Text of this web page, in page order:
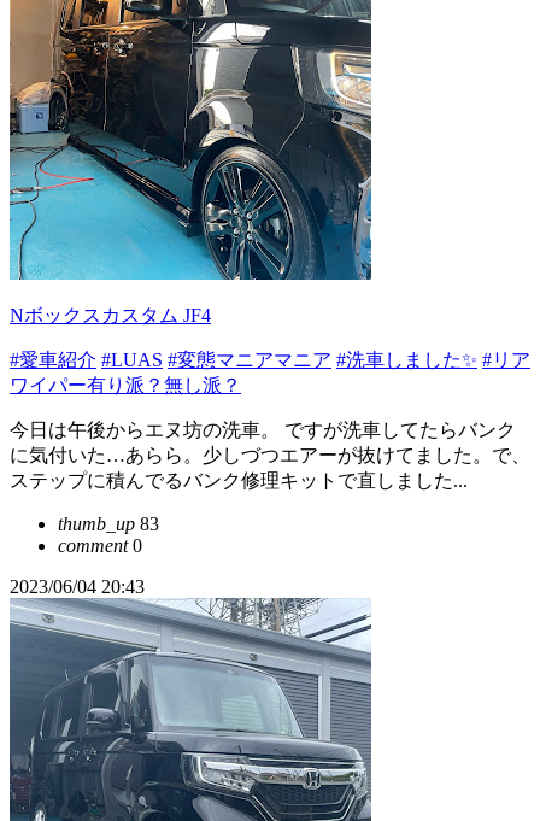
Nボックスカスタム JF4
#愛車紹介 #LUAS #変態マニアマニア #洗車しました✨ #リア
ワイパー有り派？無し派？
今日は午後からエヌ坊の洗車。 ですが洗車してたらバンク
に気付いた…あらら。少しづつエアーが抜けてました。で、
ステップに積んでるバンク修理キットで直しました...
thumb_up 83
comment0
2023/06/04 20:43